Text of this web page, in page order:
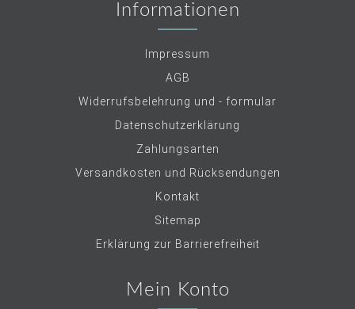
Informationen
Impressum
AGB
Widerrufsbelehrung und - formular
Datenschutzerklärung
Zahlungsarten
Versandkosten und Rücksendungen
Kontakt
Sitemap
Erklärung zur Barrierefreiheit
Mein Konto